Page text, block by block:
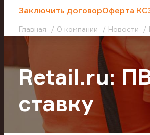
Заключить договорОферта
Главная О компании Новости
Retail.ru:
ставку